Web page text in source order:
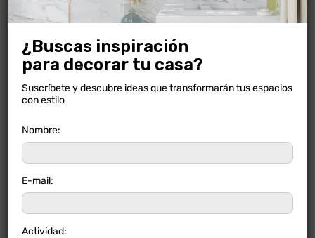
¿Buscas inspiración
para decorar tu casa?
Suscríbete y descubre ideas que transformarán tus espacios
con estilo
Nombre:
E-mail:
Actividad: